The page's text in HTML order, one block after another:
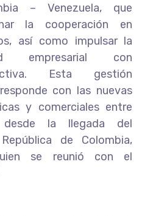
– Venezuela, que
la cooperación en
así como impulsar la
empresarial con
Esta gestión
con las nuevas
y comerciales entre
desde la llegada del
de Colombia,
se reunió con el